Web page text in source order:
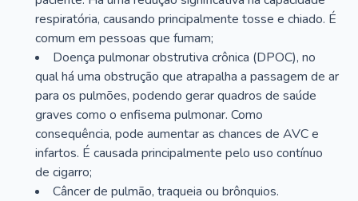
respiratória, causando principalmente tosse e chiado. É
comum em pessoas que fumam;
Doença pulmonar obstrutiva crônica (DPOC), no
qual há uma obstrução que atrapalha a passagem de ar
para os pulmões, podendo gerar quadros de saúde
graves como o enfisema pulmonar. Como
consequência, pode aumentar as chances de AVC e
infartos. É causada principalmente pelo uso contínuo
de cigarro;
Câncer de pulmão, traqueia ou brônquios.